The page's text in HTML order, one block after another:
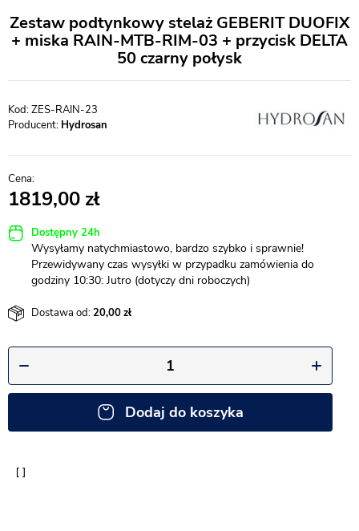
Zestaw podtynkowy stelaż GEBERIT DUOFIX
+ miska RAIN-MTB-RIM-03 + przycisk DELTA
50 czarny połysk
ZES-RAIN-23
Producent: Hydrosan
1819,00
Dostępny 24h
Wysyłamy natychmiastowo, bardzo szybko i sprawnie!
Przewidywany czas wysyłki w przypadku zamówienia do
godziny 10:30: Jutro (dotyczy dni roboczych)
Dostawa od:20,00
Dodaj do koszyka